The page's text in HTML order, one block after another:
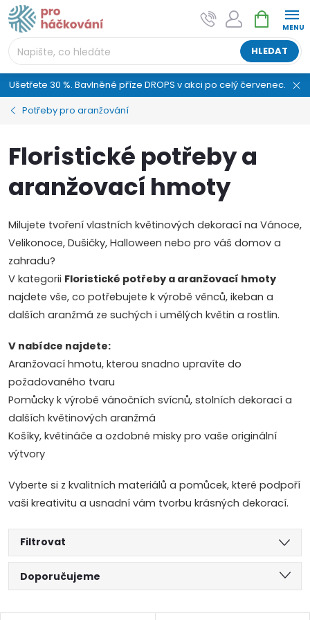
Přejít
na
obsah
HLEDAT
NÁKUPNÍ
KOŠÍK
Ušetřete 30 %. Bavlněné příze DROPS v akci po celý červenec.
Potřeby pro aranžování
Floristické potřeby a
aranžovací hmoty
Milujete tvoření vlastních květinových dekorací na Vánoce,
Velikonoce, Dušičky, Halloween nebo pro váš domov a
zahradu?
V kategorii Floristické potřeby a aranžovací hmoty
najdete vše, co potřebujete k výrobě věnců, ikeban a
dalších aranžmá ze suchých i umělých květin a rostlin.
V nabídce najdete:
Aranžovací hmotu, kterou snadno upravíte do
požadovaného tvaru
Pomůcky k výrobě vánočních svícnů, stolních dekorací a
dalších květinových aranžmá
Košíky, květináče a ozdobné misky pro vaše originální
výtvory
Vyberte si z kvalitních materiálů a pomůcek, které podpoří
vaši kreativitu a usnadní vám tvorbu krásných dekorací.
Filtrovat
Ř
Doporučujeme
AI asistent "pani Klubíčková" –
ProHackovani.cz
Jsme e-shop s více než osmiletou tradicí a máme pro
vás připraveno více než 25 tisíc produktů. Vše skladem,
připravené k odeslání.